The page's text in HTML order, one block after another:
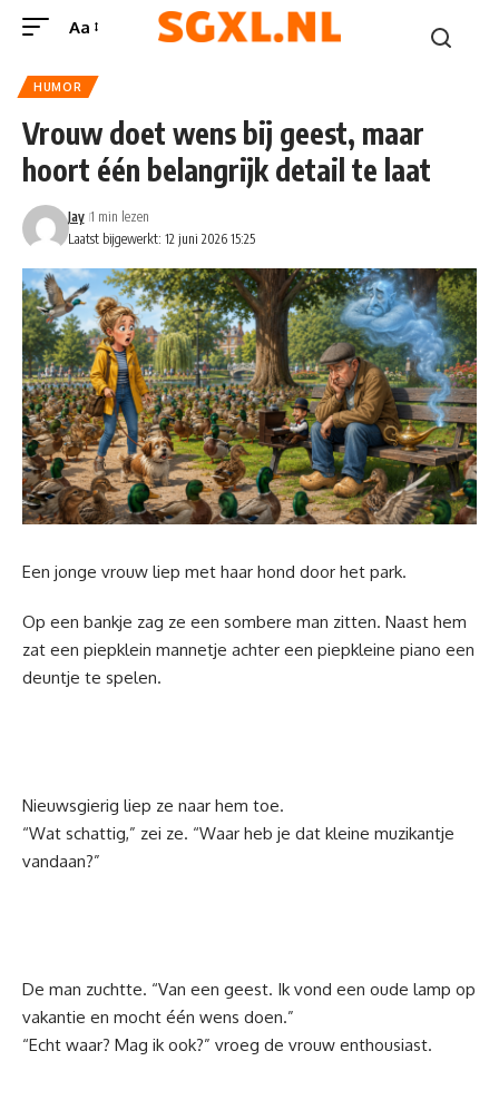
Aa
HUMOR
Vrouw doet wens bij geest, maar
hoort één belangrijk detail te laat
Laatst bijgewerkt: 12 juni 2026 15:25
Jay 1 min lezen
Een jonge vrouw liep met haar hond door het park.
Op een bankje zag ze een sombere man zitten. Naast hem
zat een piepklein mannetje achter een piepkleine piano een
deuntje te spelen.
Nieuwsgierig liep ze naar hem toe.
“Wat schattig,” zei ze. “Waar heb je dat kleine muzikantje
vandaan?”
De man zuchtte. “Van een geest. Ik vond een oude lamp op
vakantie en mocht één wens doen.”
“Echt waar? Mag ik ook?” vroeg de vrouw enthousiast.